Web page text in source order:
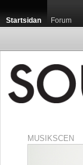
Startsidan Forum
MUSIKSCEN